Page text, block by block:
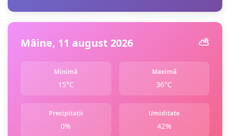
Mâine, 11 august 2026 ⛅️
Minimă
15°C
Maximă
36°C
Precipitații
0%
Umiditate
42%